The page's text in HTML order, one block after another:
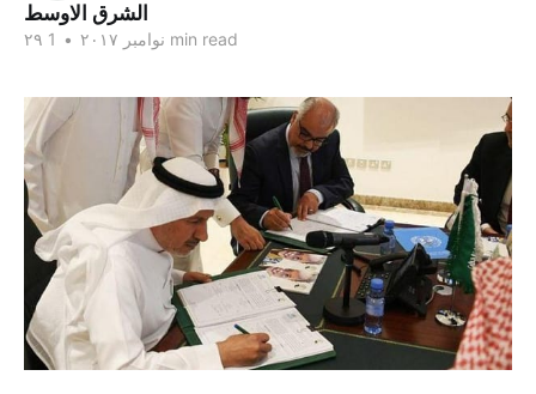
الشرق الاوسط
۲۹ نوامبر ۲۰۱۷ • 1 min read